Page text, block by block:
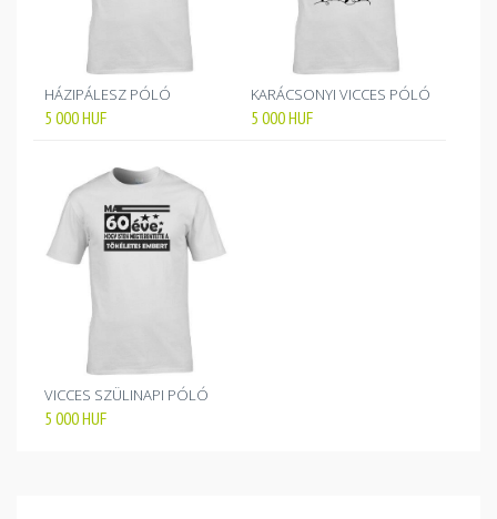
HÁZIPÁLESZ PÓLÓ
5 000HUF
KARÁCSONYI VICCES PÓLÓ
5 000HUF
VICCES SZÜLINAPI PÓLÓ
5 000HUF